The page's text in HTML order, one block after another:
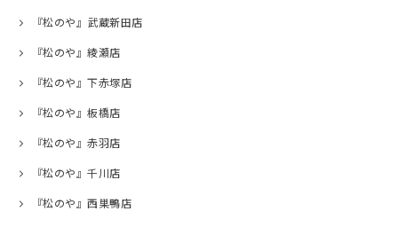
『松のや』武蔵新田店
『松のや』綾瀬店
『松のや』下赤塚店
『松のや』板橋店
『松のや』赤羽店
『松のや』千川店
『松のや』西巣鴨店